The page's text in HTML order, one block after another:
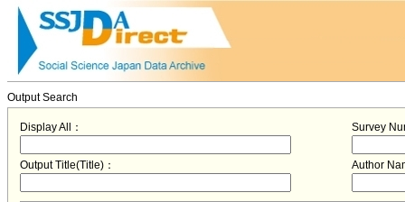
Output Search
Display All： Survey
Output Title(Title)： Author